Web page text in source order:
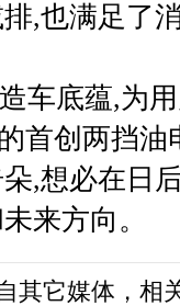
,也满足了
车底蕴,为
首创两挡
,想必在日
来方向。
其它媒体，相